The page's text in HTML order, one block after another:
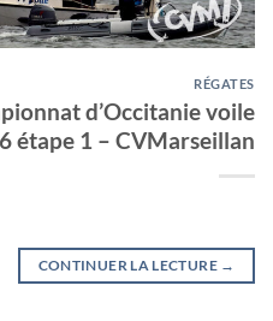
RÉGATES
d’Occitanie voile
étape 1 – CVMarseillan
CONTINUER LA LECTURE →